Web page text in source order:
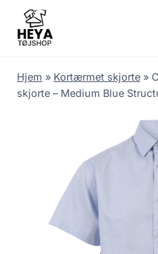
content
Hjem » Kortærmet skjorte »
skjorte – Medium Blue